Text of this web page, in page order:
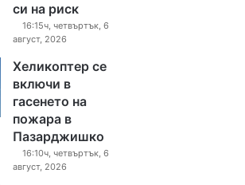
си на риск
16:15ч, четвъртък, 6
август, 2026
Хеликоптер се
включи в
гасенето на
пожара в
Пазарджишко
16:10ч, четвъртък, 6
август, 2026